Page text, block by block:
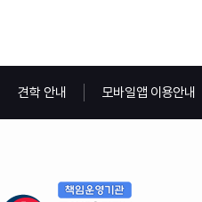
견학 안내 모바일앱 이용안내